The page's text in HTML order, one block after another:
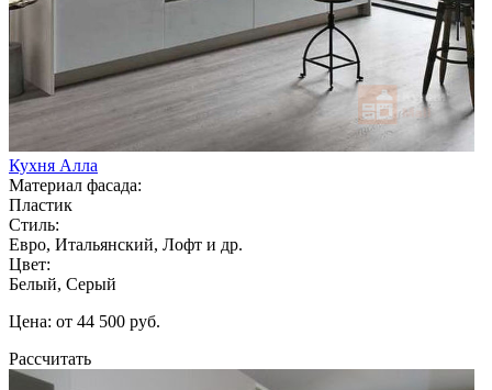
Кухня Алла
Материал фасада:
Пластик
Стиль:
Евро, Итальянский, Лофт и др.
Цвет:
Белый, Серый
Цена: от 44 500 руб.
Рассчитать